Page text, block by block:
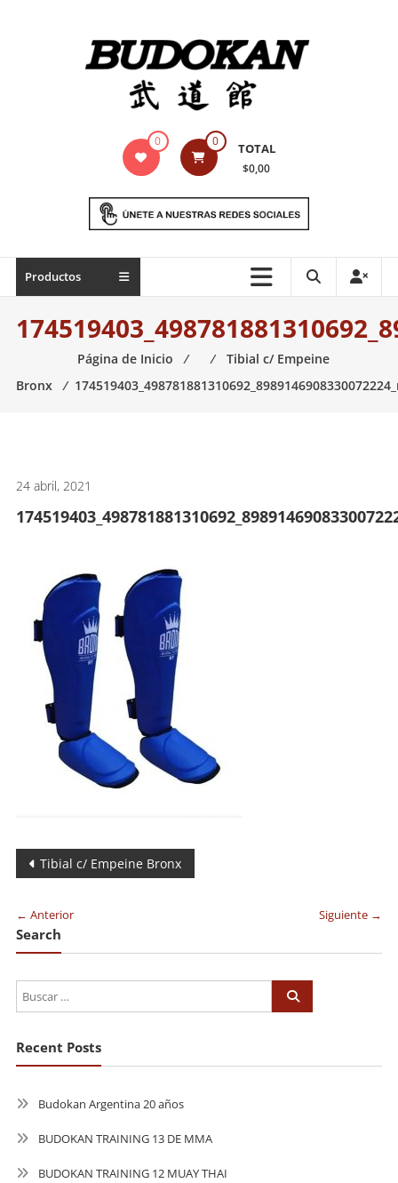
Indumentaria
marciales
Todo
necesario
para
las
0 0 TOTAL
$0,00
Productos
Página de Inicio ⁄ ⁄ Tibial c/ Empeine
Bronx
⁄
24 abril, 2021
Navegación
entradas
Tibial c/ Empeine Bronx
← Anterior Siguiente →
Search
Recent Posts
Budokan Argentina 20 años
BUDOKAN TRAINING 13 DE MMA
BUDOKAN TRAINING 12 MUAY THAI